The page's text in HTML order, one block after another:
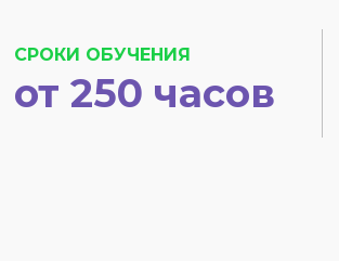
СРОКИ ОБУЧЕНИЯ
от 250 часов